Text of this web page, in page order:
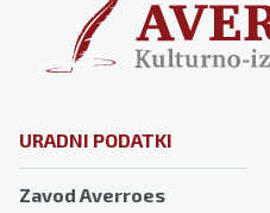
URADNI PODATKI
Zavod Averroes